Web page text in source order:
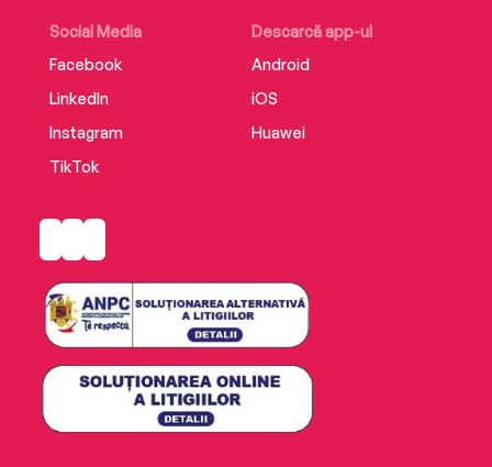
Social Media
Facebook
LinkedIn
Instagram
TikTok
Descarcă app-ul
Android
iOS
Huawei